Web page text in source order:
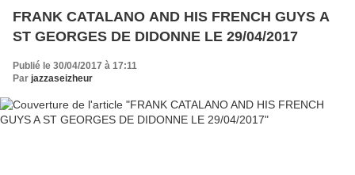
FRANK CATALANO AND HIS FRENCH GUYS A
ST GEORGES DE DIDONNE LE 29/04/2017
Publié le 30/04/2017 à 17:11
Par jazzaseizheur